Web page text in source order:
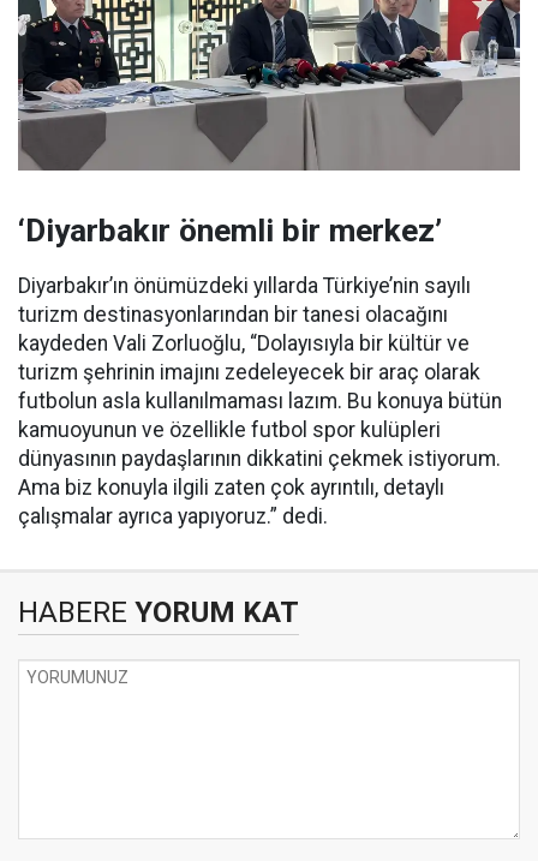
‘Diyarbakır önemli bir merkez’
Diyarbakır’ın önümüzdeki yıllarda Türkiye’nin sayılı
turizm destinasyonlarından bir tanesi olacağını
kaydeden Vali Zorluoğlu, “Dolayısıyla bir kültür ve
turizm şehrinin imajını zedeleyecek bir araç olarak
futbolun asla kullanılmaması lazım. Bu konuya bütün
kamuoyunun ve özellikle futbol spor kulüpleri
dünyasının paydaşlarının dikkatini çekmek istiyorum.
Ama biz konuyla ilgili zaten çok ayrıntılı, detaylı
çalışmalar ayrıca yapıyoruz.” dedi.
HABERE YORUM KAT